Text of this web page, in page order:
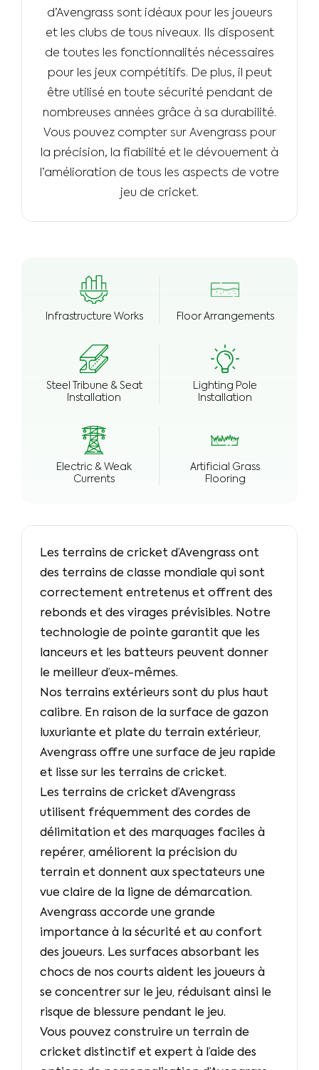
d’Avengrass sont idéaux pour les joueurs
et les clubs de tous niveaux. Ils disposent
de toutes les fonctionnalités nécessaires
pour les jeux compétitifs. De plus, il peut
être utilisé en toute sécurité pendant de
nombreuses années grâce à sa durabilité.
Vous pouvez compter sur Avengrass pour
la précision, la fiabilité et le dévouement à
l’amélioration de tous les aspects de votre
jeu de cricket.
Infrastructure Works Floor Arrangements
Steel Tribune & Seat
Installation
Lighting Pole
Installation
Electric & Weak
Currents
Artificial Grass
Flooring
Les terrains de cricket d’Avengrass ont
des terrains de classe mondiale qui sont
correctement entretenus et offrent des
rebonds et des virages prévisibles. Notre
technologie de pointe garantit que les
lanceurs et les batteurs peuvent donner
le meilleur d’eux-mêmes.
Nos terrains extérieurs sont du plus haut
calibre. En raison de la surface de gazon
luxuriante et plate du terrain extérieur,
Avengrass offre une surface de jeu rapide
et lisse sur les terrains de cricket.
Les terrains de cricket d’Avengrass
utilisent fréquemment des cordes de
délimitation et des marquages faciles à
repérer, améliorent la précision du
terrain et donnent aux spectateurs une
vue claire de la ligne de démarcation.
Avengrass accorde une grande
importance à la sécurité et au confort
des joueurs. Les surfaces absorbant les
chocs de nos courts aident les joueurs à
se concentrer sur le jeu, réduisant ainsi le
risque de blessure pendant le jeu.
Vous pouvez construire un terrain de
cricket distinctif et expert à l’aide des